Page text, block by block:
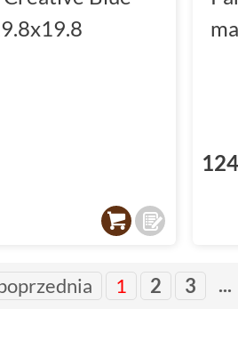
1 2 3 ...